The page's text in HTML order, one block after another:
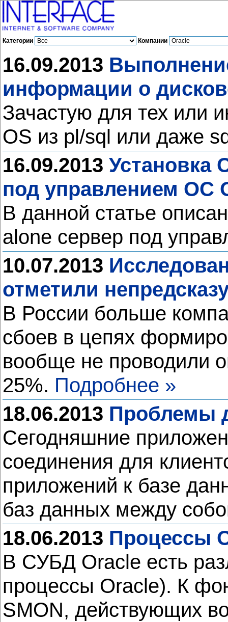
Категории Компании
16.09.2013
информации о
Зачастую для тех или
OS из pl/sql или даже
16.09.2013 Установка
под управлением ОС
В данной статье
alone сервер под
10.07.2013
отметили
В России больше
сбоев в цепях
вообще не проводили
25%. Подробнее »
18.06.2013 Проблемы
Сегодняшние
соединения для
приложений к базе
баз данных между
18.06.2013 Процессы
В СУБД Oracle есть
процессы Oracle). К
SMON, действующих